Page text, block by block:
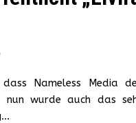
Nameless Media
wurde auch das